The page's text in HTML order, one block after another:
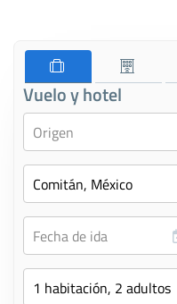
Vuelo y hotel